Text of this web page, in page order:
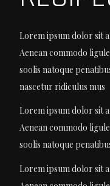
Lorem ipsum dolor sit
Aenean commodo
soolis natoque
nascetur ridiculus mus
Lorem ipsum dolor sit
Aenean commodo
soolis natoque
Lorem ipsum dolor sit